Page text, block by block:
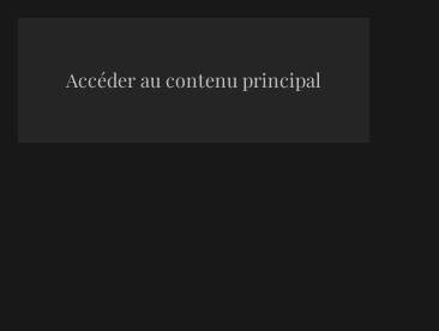
Accéder au contenu principal